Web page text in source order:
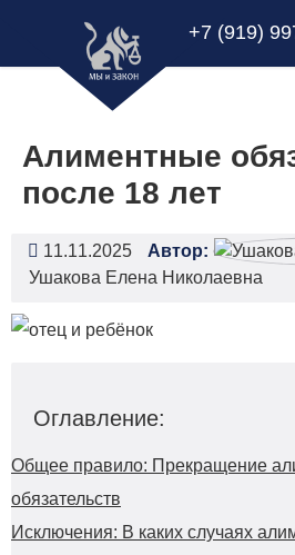
+7 (919)
Алиментные
после 18 лет
11.11.2025
Автор:
Ушакова Елена Николаевна
Оглавление:
Общее правило: Прекращение
обязательств
Исключения: В каких случаях